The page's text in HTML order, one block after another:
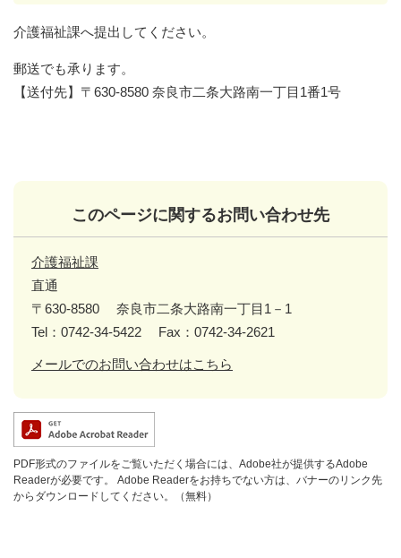
介護福祉課へ提出してください。
郵送でも承ります。
【送付先】〒630-8580 奈良市二条大路南一丁目1番1号
このページに関するお問い合わせ先
介護福祉課
直通
〒630-8580
奈良市二条大路南一丁目1－1
Tel：0742-34-5422
Fax：0742-34-2621
メールでのお問い合わせはこちら
PDF形式のファイルをご覧いただく場合には、Adobe社が提供するAdobe
Readerが必要です。
Adobe Readerをお持ちでない方は、バナーのリンク先
からダウンロードしてください。（無料）